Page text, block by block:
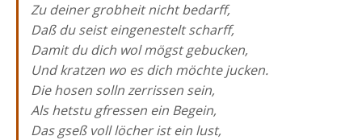
Zu deiner grobheit nicht bedarff,
Daß du seist eingenestelt scharff,
Damit du dich wol mögst gebucken,
Und kratzen wo es dich möchte jucken.
Die hosen solln zerrissen sein,
Als hetstu gfressen ein Begein,
Das gseß voll löcher ist ein lust,